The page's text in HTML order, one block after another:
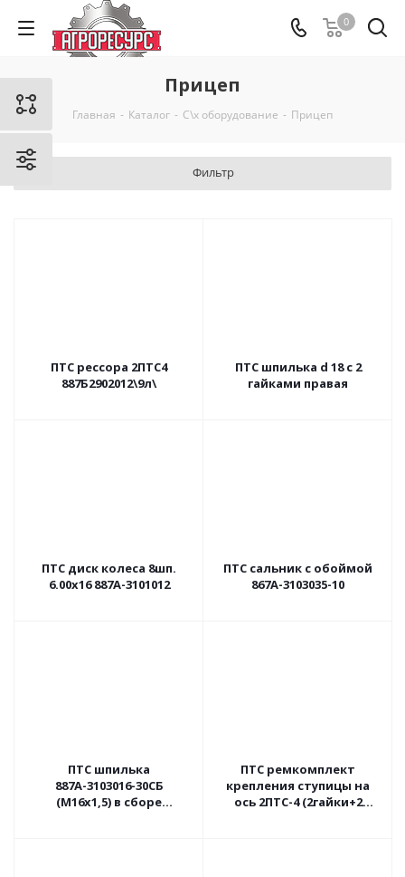
0
Прицеп
Главная - Каталог - С\х оборудование - Прицеп
Фильтр
ПТС рессора 2ПТС4
887Б2902012\9л\
ПТС шпилька d 18 с 2
гайками правая
ПТС диск колеса 8шп.
6.00х16 887А-3101012
ПТС сальник с обоймой
867А-3103035-10
ПТС шпилька
887А-3103016-30СБ
(М16х1,5) в сборе
ПТС ремкомплект
крепления ступицы на
ось 2ПТС-4 (2гайки+2